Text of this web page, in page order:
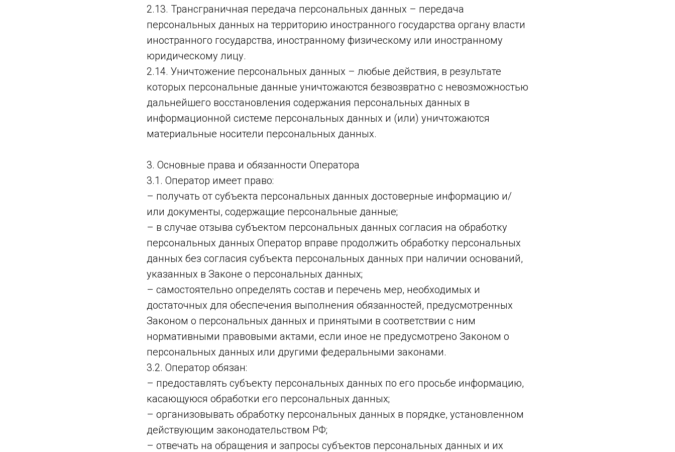
2.13. Трансграничная передача персональных данных – передача
персональных данных на территорию иностранного государства органу власти
иностранного государства, иностранному физическому или иностранному
юридическому лицу.
2.14. Уничтожение персональных данных – любые действия, в результате
которых персональные данные уничтожаются безвозвратно с невозможностью
дальнейшего восстановления содержания персональных данных в
информационной системе персональных данных и (или) уничтожаются
материальные носители персональных данных.
3. Основные права и обязанности Оператора
3.1. Оператор имеет право:
– получать от субъекта персональных данных достоверные информацию и/
или документы, содержащие персональные данные;
– в случае отзыва субъектом персональных данных согласия на обработку
персональных данных Оператор вправе продолжить обработку персональных
данных без согласия субъекта персональных данных при наличии оснований,
указанных в Законе о персональных данных;
– самостоятельно определять состав и перечень мер, необходимых и
достаточных для обеспечения выполнения обязанностей, предусмотренных
Законом о персональных данных и принятыми в соответствии с ним
нормативными правовыми актами, если иное не предусмотрено Законом о
персональных данных или другими федеральными законами.
3.2. Оператор обязан:
– предоставлять субъекту персональных данных по его просьбе информацию,
касающуюся обработки его персональных данных;
– организовывать обработку персональных данных в порядке, установленном
действующим законодательством РФ;
– отвечать на обращения и запросы субъектов персональных данных и их